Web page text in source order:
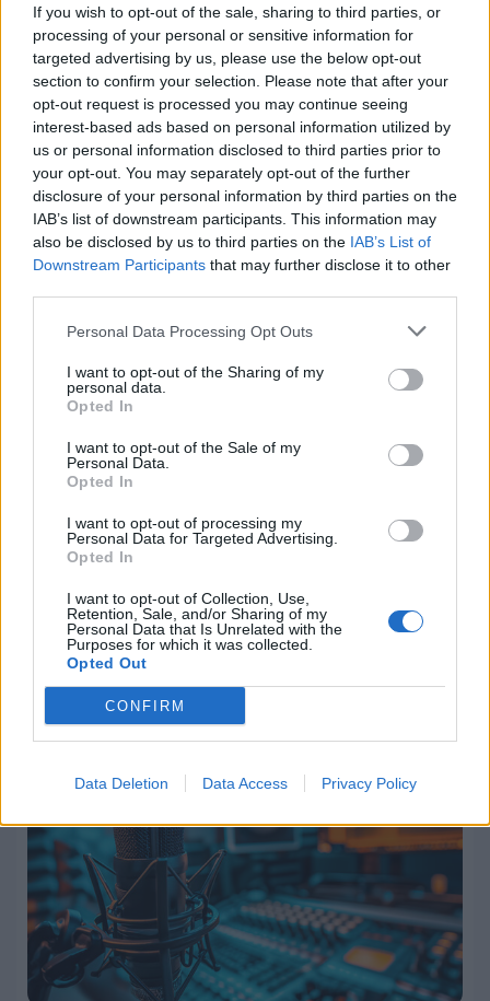
If you wish to opt-out of the sale, sharing to third parties, or
processing of your personal or sensitive information for
targeted advertising by us, please use the below opt-out
section to confirm your selection. Please note that after your
opt-out request is processed you may continue seeing
interest-based ads based on personal information utilized by
us or personal information disclosed to third parties prior to
your opt-out. You may separately opt-out of the further
disclosure of your personal information by third parties on the
IAB’s list of downstream participants. This information may
also be disclosed by us to third parties on the IAB’s List of
Downstream Participants that may further disclose it to other
Personal Data Processing Opt Outs
I want to opt-out of the Sharing of my
personal data.
Opted In
I want to opt-out of the Sale of my
Personal Data.
Opted In
I want to opt-out of processing my
Personal Data for Targeted Advertising.
Opted In
I want to opt-out of Collection, Use,
Retention, Sale, and/or Sharing of my
Personal Data that Is Unrelated with the
Purposes for which it was collected.
Opted Out
CONFIRM
Data Deletion Data Access Privacy Policy
«Εκτός Γηπέδου» στο Action 24 με τη
Βιργινία Δικαιούλια
30.07.2026 - 15:42
Το εθνικό τραύμα των πυρκαγιών και
η αθέατη παρανομία της τηλεοπτικής
κάλυψης
05.08.2026 - 18:24